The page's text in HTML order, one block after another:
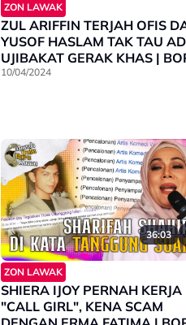
ZON LAWAK
ZUL ARIFFIN TERJAH OFIS
YUSOF HASLAM TAK TAU
UJIBAKAT GERAK KHAS |
DULU BARU KAMU S2
10/04/2024
36:03
ZON LAWAK
SHIERA IJOY PERNAH KERJA
"CALL GIRL", KENA SCAM